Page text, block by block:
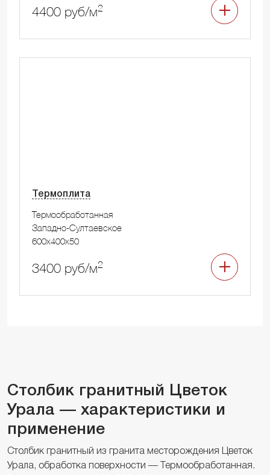
4400 руб/м2
Термоплита
Термообработанная
Западно-Султаевское
600x400x50
3400 руб/м2
Столбик гранитный Цветок
Урала — характеристики и
применение
Столбик гранитный из гранита месторождения Цветок
Урала, обработка поверхности — Термообработанная.